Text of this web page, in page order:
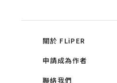
關於 FLiPER
申請成為作者
聯絡我們